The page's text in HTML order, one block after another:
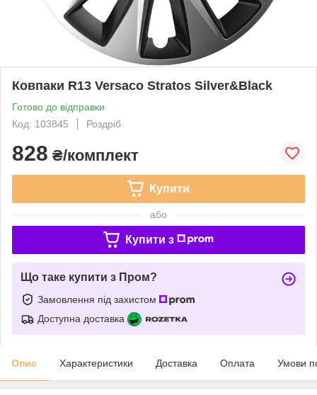
Ковпаки R13 Versaco Stratos Silver&Black
Готово до відправки
Код: 103845
Роздріб
828 ₴/комплект
Купити
або
Купити з
Що таке купити з Пром?
Замовлення під захистом
Доступна доставка
Опис Характеристики Доставка Оплата Умови